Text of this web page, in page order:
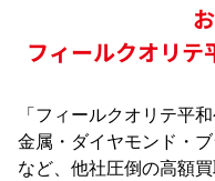
フィールクオリテ
「フィールクオリテ平
金属・ダイヤモンド・
など、他社圧倒の高額